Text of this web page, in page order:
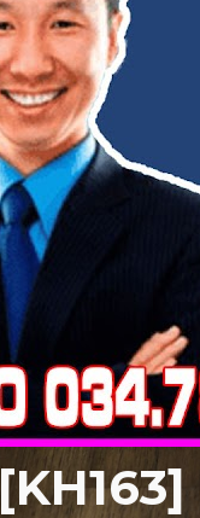
[KH163]